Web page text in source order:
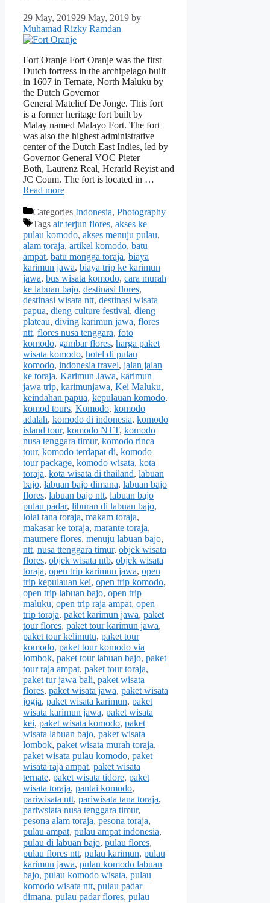
29 May, 201929 May, 2019 by
Muhamad Rizky Ramdan
Fort Oranje Fort Oranje was the first
Dutch fortress in the archipelago built
in 1607 in Ternate, North Maluku by
the Dutch Governor
General Matelief De Jonge. This fort
is a former heritage fort built by
Malay named Malayo Fort. The fort
was also the highest administrative
center of the Dutch East Indies, led by
Governor General VOC Pieter
Both, Laurenz Real, Herarld Reyist and
JC Coum. The fort is located in …
Read more
Categories Indonesia, Photography
Tags air terjun flores, akses ke
pulau komodo, akses menuju pulau,
alam toraja, artikel komodo, batu
ampat, batu mongga toraja, biaya
karimun jawa, biaya trip ke karimun
jawa, bus wisata komodo, cara murah
ke labuan bajo, destinasi flores,
destinasi wisata ntt, destinasi wisata
papua, dieng culture festival, dieng
plateau, diving karimun jawa, flores
ntt, flores nusa tenggara, foto
komodo, gambar flores, harga paket
wisata komodo, hotel di pulau
komodo, indonesia travel, jalan jalan
ke toraja, Karimun Jawa, karimun
jawa trip, karimunjawa, Kei Maluku,
keindahan papua, kepulauan komodo,
komod tours, Komodo, komodo
adalah, komodo di indonesia, komodo
island tour, komodo NTT, komodo
nusa tenggara timur, komodo rinca
tour, komodo terdapat di, komodo
tour package, komodo wisata, kota
toraja, kota wisata di thailand, labuan
bajo, labuan bajo dimana, labuan bajo
flores, labuan bajo ntt, labuan bajo
pulau padar, liburan di labuan bajo,
lolai tana toraja, makam toraja,
makasar ke toraja, marante toraja,
maumere flores, menuju labuan bajo,
ntt, nusa ttenggara timur, objek wisata
flores, objek wisata ntb, objek wisata
toraja, open trip karimun jawa, open
trip kepulauan kei, open trip komodo,
open trip labuan bajo, open trip
maluku, open trip raja ampat, open
trip toraja, paket karimun jawa, paket
tour flores, paket tour karimun jawa,
paket tour kelimutu, paket tour
komodo, paket tour komodo via
lombok, paket tour labuan bajo, paket
tour raja ampat, paket tour toraja,
paket tur jawa bali, paket wisata
flores, paket wisata jawa, paket wisata
jogja, paket wisata karimun, paket
wisata karimun jawa, paket wisata
kei, paket wisata komodo, paket
wisata labuan bajo, paket wisata
lombok, paket wisata murah toraja,
paket wisata pulau komodo, paket
wisata raja ampat, paket wisata
ternate, paket wisata tidore, paket
wisata toraja, pantai komodo,
pariwisata ntt, pariwisata tana toraja,
pariwsiata nusa tenggara timur,
pesona alam toraja, pesona toraja,
pulau ampat, pulau ampat indonesia,
pulau di labuan bajo, pulau flores,
pulau flores ntt, pulau karimun, pulau
karimun jawa, pulau komodo labuan
bajo, pulau komodo wisata, pulau
komodo wisata ntt, pulau padar
dimana, pulau padar flores, pulau